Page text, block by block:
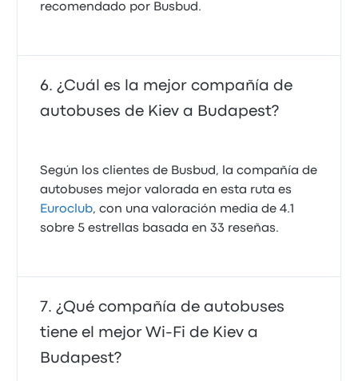
recomendado por Busbud.
¿Cuál es la mejor compañía de
autobuses de Kiev a Budapest?
Según los clientes de Busbud, la compañía de
autobuses mejor valorada en esta ruta es
Euroclub, con una valoración media de 4.1
sobre 5 estrellas basada en 33 reseñas.
¿Qué compañía de autobuses
tiene el mejor Wi-Fi de Kiev a
Budapest?